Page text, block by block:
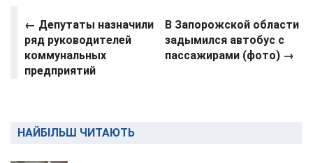
← Депутаты назначили
ряд руководителей
коммунальных
предприятий
В Запорожской области
задымился автобус с
пассажирами (фото) →
НАЙБІЛЬШ ЧИТАЮТЬ